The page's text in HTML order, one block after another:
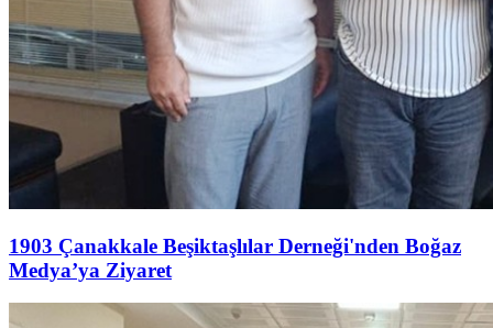
1903 Çanakkale Beşiktaşlılar Derneği'nden Boğaz
Medya’ya Ziyaret